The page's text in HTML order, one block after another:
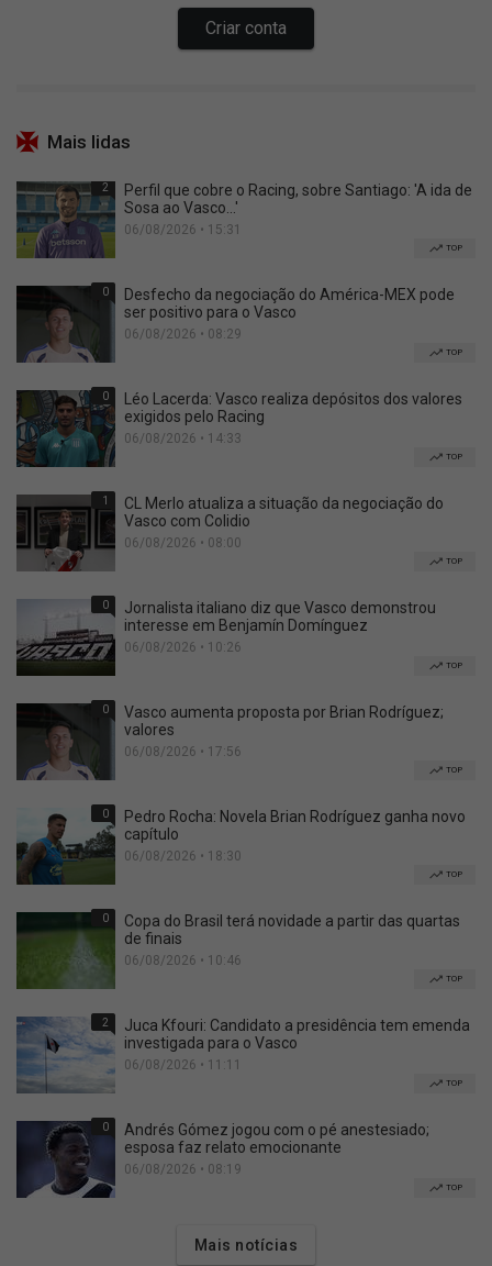
Mais lidas
2
Perfil que cobre o Racing, sobre Santiago: 'A ida de
Sosa ao Vasco...'
06/08/2026 • 15:31
TOP
0
Desfecho da negociação do América-MEX pode
ser positivo para o Vasco
06/08/2026 • 08:29
TOP
0
Léo Lacerda: Vasco realiza depósitos dos valores
exigidos pelo Racing
06/08/2026 • 14:33
TOP
1
CL Merlo atualiza a situação da negociação do
Vasco com Colidio
06/08/2026 • 08:00
TOP
0
Jornalista italiano diz que Vasco demonstrou
interesse em Benjamín Domínguez
06/08/2026 • 10:26
TOP
0
Vasco aumenta proposta por Brian Rodríguez;
valores
06/08/2026 • 17:56
TOP
0
Pedro Rocha: Novela Brian Rodríguez ganha novo
capítulo
06/08/2026 • 18:30
TOP
0
Copa do Brasil terá novidade a partir das quartas
de finais
06/08/2026 • 10:46
TOP
2
Juca Kfouri: Candidato a presidência tem emenda
investigada para o Vasco
06/08/2026 • 11:11
TOP
0
Andrés Gómez jogou com o pé anestesiado;
esposa faz relato emocionante
06/08/2026 • 08:19
TOP
Mais notícias